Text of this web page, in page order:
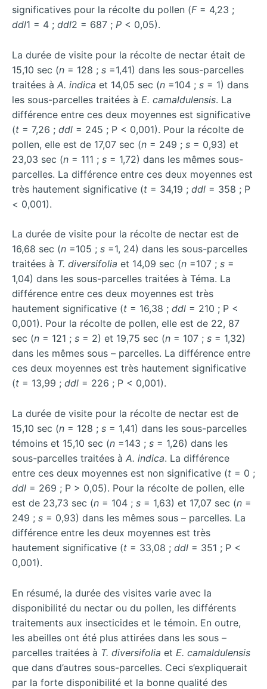
significatives pour la récolte du pollen (F= 4,23 ;
ddl1 = 4 ; ddl2 = 687 ; P < 0,05).
La durée de visite pour la récolte de nectar était de
15,10 sec (n = 128 ; s =1,41) dans les sous-parcelles
traitées à A. indica et 14,05 sec (n =104 ; s = 1) dans
les sous-parcelles traitées à E. camaldulensis. La
différence entre ces deux moyennes est significative
(t = 7,26 ; ddl = 245 ; P < 0,001). Pour la récolte de
pollen, elle est de 17,07 sec (n = 249 ; s = 0,93) et
23,03 sec (n = 111 ; s = 1,72) dans les mêmes sous-
parcelles. La différence entre ces deux moyennes est
très hautement significative (t = 34,19 ; ddl = 358 ; P
< 0,001).
La durée de visite pour la récolte de nectar est de
16,68 sec (n =105 ; s =1, 24) dans les sous-parcelles
traitées à T. diversifolia et 14,09 sec (n =107 ; s =
1,04) dans les sous-parcelles traitées à Téma. La
différence entre ces deux moyennes est très
hautement significative (t = 16,38 ; ddl = 210 ; P <
0,001). Pour la récolte de pollen, elle est de 22, 87
sec (n = 121 ; s = 2) et 19,75 sec (n = 107 ; s = 1,32)
dans les mêmes sous – parcelles. La différence entre
ces deux moyennes est très hautement significative
(t = 13,99 ; ddl = 226 ; P < 0,001).
La durée de visite pour la récolte de nectar est de
15,10 sec (n = 128 ; s = 1,41) dans les sous-parcelles
témoins et 15,10 sec (n =143 ; s = 1,26) dans les
sous-parcelles traitées à A. indica. La différence
entre ces deux moyennes est non significative (t = 0 ;
ddl = 269 ; P > 0,05). Pour la récolte de pollen, elle
est de 23,73 sec (n = 104 ; s = 1,63) et 17,07 sec (n =
249 ; s = 0,93) dans les mêmes sous – parcelles. La
différence entre les deux moyennes est très
hautement significative (t = 33,08 ; ddl = 351 ; P <
0,001).
En résumé, la durée des visites varie avec la
disponibilité du nectar ou du pollen, les différents
traitements aux insecticides et le témoin. En outre,
les abeilles ont été plus attirées dans les sous –
parcelles traitées à T. diversifolia et E. camaldulensis
que dans d’autres sous-parcelles. Ceci s’expliquerait
par la forte disponibilité et la bonne qualité des